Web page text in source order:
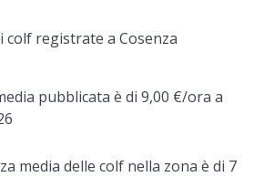
colf registrate a Cosenza
pubblicata è di 9,00 €/ora a
media delle colf nella zona è di 7